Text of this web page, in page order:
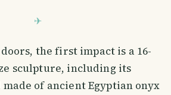
the first impact is a 16-
sculpture, including its
of ancient Egyptian onyx